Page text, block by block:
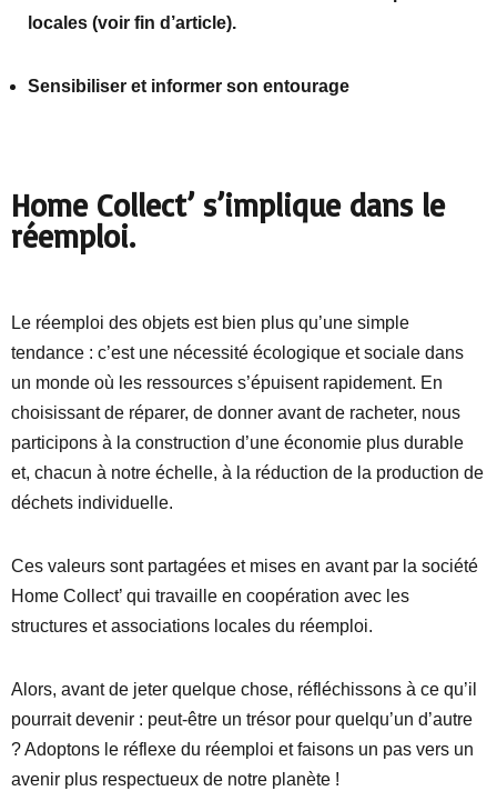
locales (voir fin d’article).
Sensibiliser et informer son entourage
Home Collect’ s’implique dans le
réemploi.
Le réemploi des objets est bien plus qu’une simple
tendance : c’est une nécessité écologique et sociale dans
un monde où les ressources s’épuisent rapidement. En
choisissant de réparer, de donner avant de racheter, nous
participons à la construction d’une économie plus durable
et, chacun à notre échelle, à la réduction de la production de
déchets individuelle.
Ces valeurs sont partagées et mises en avant par la société
Home Collect’ qui travaille en coopération avec les
structures et associations locales du réemploi.
Alors, avant de jeter quelque chose, réfléchissons à ce qu’il
pourrait devenir : peut-être un trésor pour quelqu’un d’autre
? Adoptons le réflexe du réemploi et faisons un pas vers un
avenir plus respectueux de notre planète !